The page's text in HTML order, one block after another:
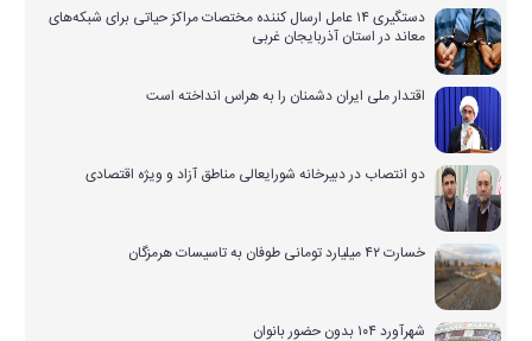
دستگیری ۱۴ عامل ارسال کننده مختصات مراکز حیاتی برای شبکه‌های
معاند در استان آذربایجان غربی
اقتدار ملی ایران دشمنان را به هراس انداخته است
دو انتصاب در دبیرخانه شورایعالی مناطق آزاد و ویژه اقتصادی
خسارت ۴۲ میلیارد تومانی طوفان به تاسیسات هرمزگان
شهرآورد ۱۰۴ بدون حضور بانوان